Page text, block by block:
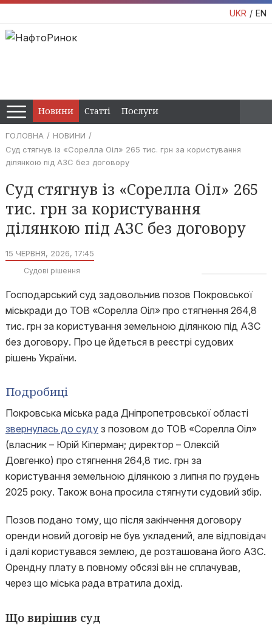
UKR EN
Новини Статті Послуги
ГОЛОВНА
НОВИНИ
Суд стягнув із «Сорелла Оіл» 265 тис. грн за користування
ділянкою під АЗС без договору
Суд стягнув із «Сорелла Оіл» 265
тис. грн за користування
ділянкою під АЗС без договору
15 ЧЕРВНЯ, 2026, 17:45
Судові рішення
Господарський суд задовольнив позов Покровської
міськради до ТОВ «Сорелла Оіл» про стягнення 264,8
тис. грн за користування земельною ділянкою під АЗС
без договору. Про це йдеться в реєстрі судових
рішень України.
Подробиці
Покровська міська рада Дніпропетровської області
звернулась до судуз позовом до ТОВ «Сорелла Оіл»
(власник – Юрій Кіперман; директор – Олексій
Довгенко) про стягнення 264,8 тис. грн за
користування земельною ділянкою з липня по грудень
2025 року. Також вона просила стягнути судовий збір.
Позов подано тому, що після закінчення договору
оренди новий договір не був укладений, але відповідач
і далі користувався землею, де розташована його АЗС.
Орендну плату в повному обсязі він не сплачував,
через що міська рада втратила дохід.
Що вирішив суд